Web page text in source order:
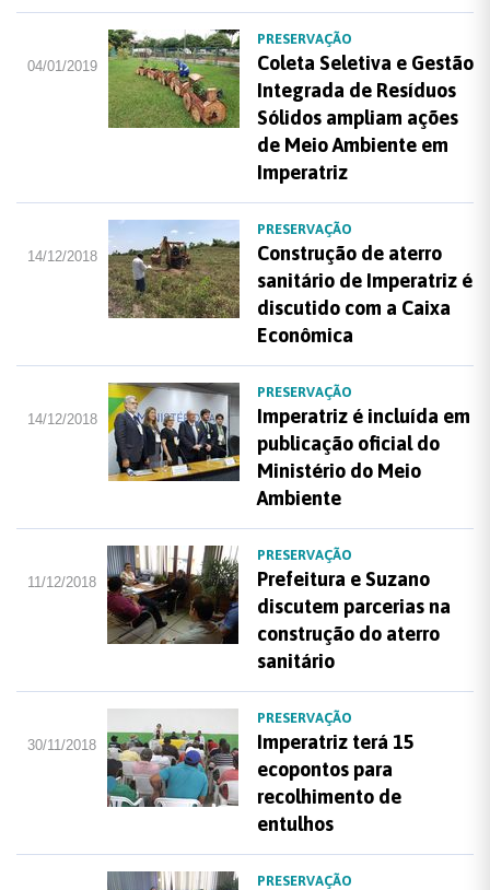
04/01/2019
PRESERVAÇÃO
Coleta Seletiva e Gestão
Integrada de Resíduos
Sólidos ampliam ações
de Meio Ambiente em
Imperatriz
14/12/2018
PRESERVAÇÃO
Construção de aterro
sanitário de Imperatriz é
discutido com a Caixa
Econômica
14/12/2018
PRESERVAÇÃO
Imperatriz é incluída em
publicação oficial do
Ministério do Meio
Ambiente
11/12/2018
PRESERVAÇÃO
Prefeitura e Suzano
discutem parcerias na
construção do aterro
sanitário
30/11/2018
PRESERVAÇÃO
Imperatriz terá 15
ecopontos para
recolhimento de
entulhos
PRESERVAÇÃO